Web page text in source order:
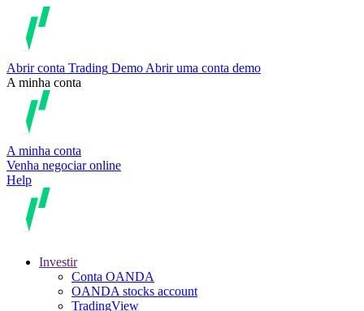
Abrir conta Trading Demo Abrir uma conta demo
A minha conta
A minha conta
Venha negociar online
Help
Investir
Conta OANDA
OANDA stocks account
TradingView